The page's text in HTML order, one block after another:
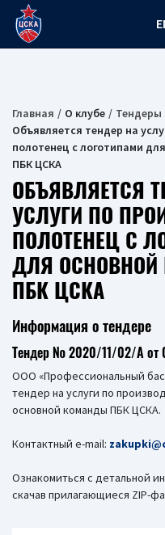
Главная О клубе
Тендеры
Объявляется тендер на
полотенец с логотипами
ПБК ЦСКА
ОБЪЯВЛЯЕТСЯ
УСЛУГИ ПО
ПОЛОТЕНЕЦ С
ДЛЯ
ПБК ЦСКА
Информация о тендере
Тендер № 2020/11/02/A от
ООО «Профессиональный
тендер на услуги по
основной команды ПБК ЦСКА.
Контактный e-mail:
Ознакомиться с детальной
скачав прилагающиеся ZIP-